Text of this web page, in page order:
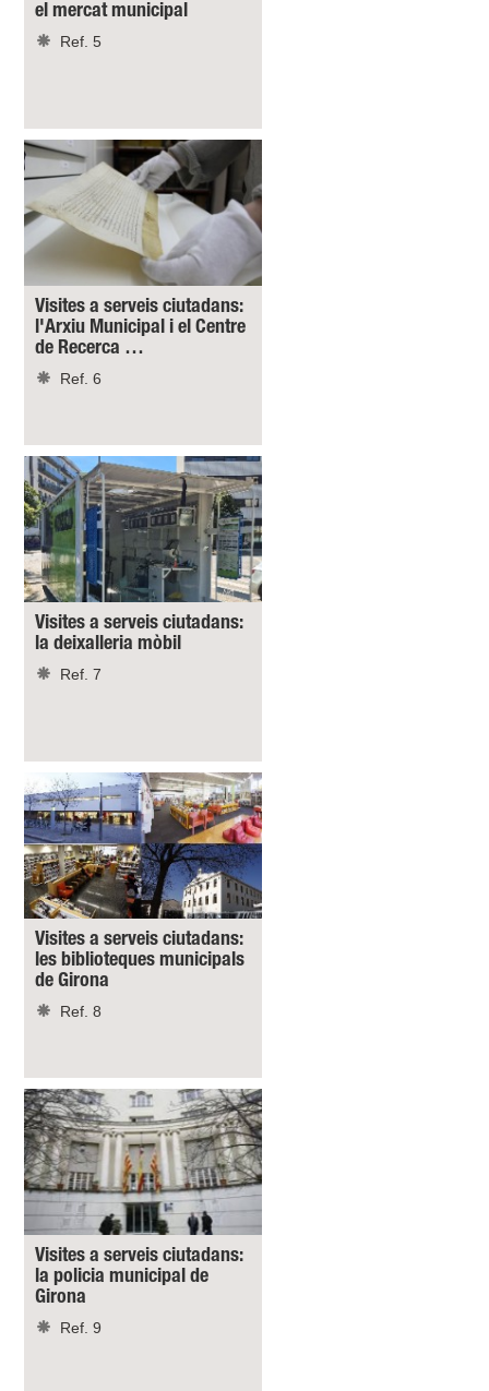
el mercat municipal
Ref. 5
Visites a serveis ciutadans:
l'Arxiu Municipal i el Centre
de Recerca …
Ref. 6
Visites a serveis ciutadans:
la deixalleria mòbil
Ref. 7
Visites a serveis ciutadans:
les biblioteques municipals
de Girona
Ref. 8
Visites a serveis ciutadans:
la policia municipal de
Girona
Ref. 9